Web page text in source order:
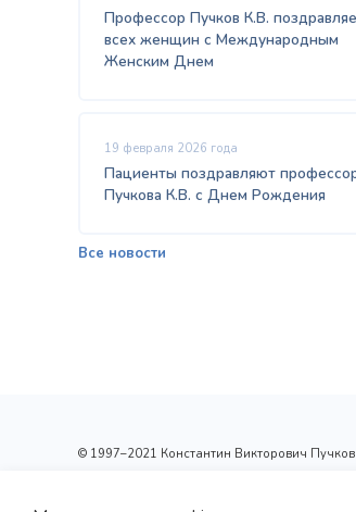
Профессор Пучков К.В.
всех женщин с Международным
Женским Днем
19 февраля 2026 года
Пациенты поздравляют
Пучкова К.В. с Днем Рождения
Все новости
© 1997–2021 Константин Викторович Пучков
выдана Департаментом здравоохранения г.Москвы